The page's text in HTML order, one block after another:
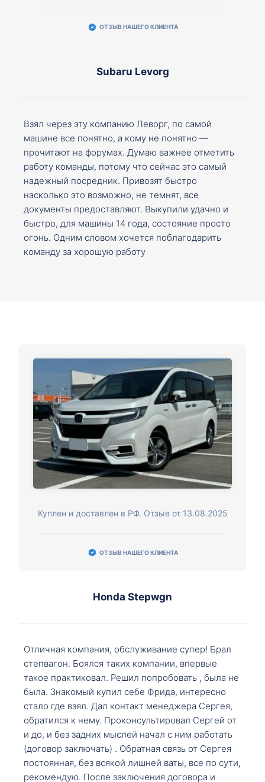
ОТЗЫВ НАШЕГО КЛИЕНТА
Subaru Levorg
Взял через эту компанию Леворг, по самой
машине все понятно, а кому не понятно —
прочитают на форумах. Думаю важнее отметить
работу команды, потому что сейчас это самый
надежный посредник. Привозят быстро
насколько это возможно, не темнят, все
документы предоставляют. Выкупили удачно и
быстро, для машины 14 года, состояние просто
огонь. Одним словом хочется поблагодарить
команду за хорошую работу
Куплен и доставлен в РФ. Отзыв от 13.08.2025
ОТЗЫВ НАШЕГО КЛИЕНТА
Honda Stepwgn
Отличная компания, обслуживание супер! Брал
степвагон. Боялся таких компании, впервые
такое практиковал. Решил попробовать , была не
была. Знакомый купил себе Фрида, интересно
стало где взял. Дал контакт менеджера Сергея,
обратился к нему. Проконсультировал Сергей от
и до, и без задних мыслей начал с ним работать
(договор заключать) . Обратная связь от Сергея
постоянная, без всякой лишней ваты, все по сути,
рекомендую. После заключения договора и